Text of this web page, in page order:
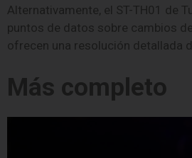
Alternativamente, el ST-TH01 de
puntos de datos sobre cambios
ofrecen una resolución detallada
Más completo